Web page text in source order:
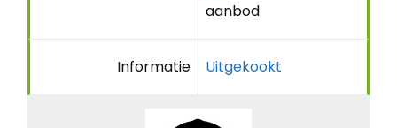
aanbod
Informatie Uitgekookt